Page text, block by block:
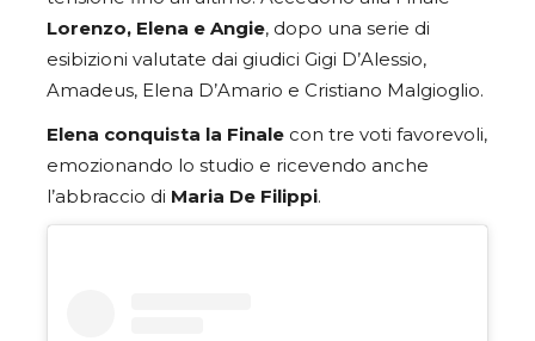
Lorenzo, Elena e Angie, dopo una serie di
esibizioni valutate dai giudici Gigi D’Alessio,
Amadeus, Elena D’Amario e Cristiano Malgioglio.
Elena conquista la Finale con tre voti favorevoli,
emozionando lo studio e ricevendo anche
l’abbraccio di Maria De Filippi.